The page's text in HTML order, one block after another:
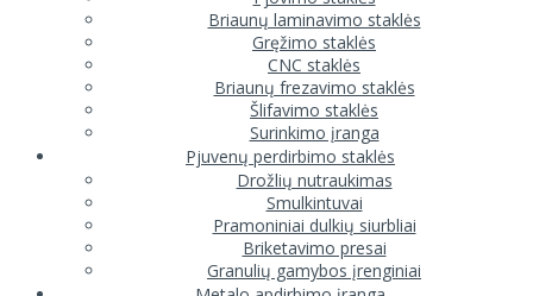
Briaunų laminavimo staklės
Gręžimo staklės
CNC staklės
Briaunų frezavimo staklės
Šlifavimo staklės
Surinkimo įranga
Pjuvenų perdirbimo staklės
Drožlių nutraukimas
Smulkintuvai
Pramoniniai dulkių siurbliai
Briketavimo presai
Granulių gamybos įrenginiai